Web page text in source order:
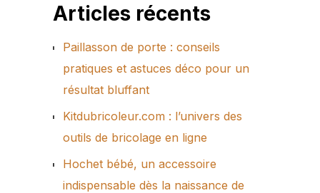
Articles récents
Paillasson de porte : conseils
pratiques et astuces déco pour un
résultat bluffant
Kitdubricoleur.com : l’univers des
outils de bricolage en ligne
Hochet bébé, un accessoire
indispensable dès la naissance de